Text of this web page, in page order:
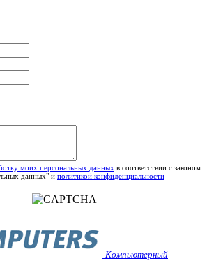
моих персональных данных в соответствии с законом
данных" и политикой конфиденциальности
Компьютерный